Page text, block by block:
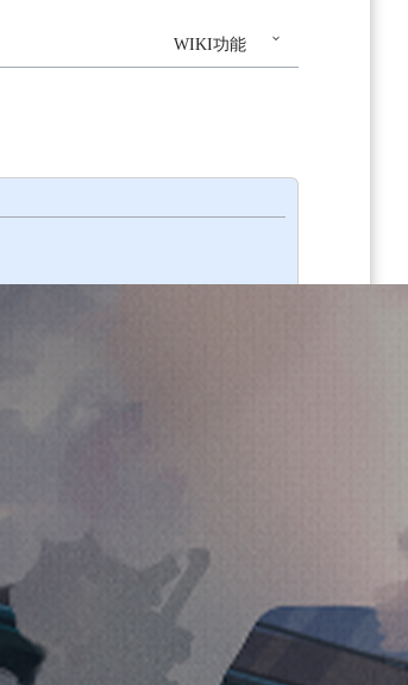
WIKI功能